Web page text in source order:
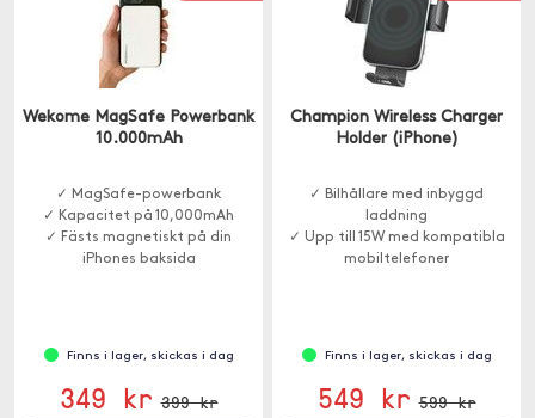
Wekome MagSafe Powerbank
10.000mAh
✓ MagSafe-powerbank
✓ Kapacitet på 10,000mAh
✓ Fästs magnetiskt på din
iPhones baksida
Finns i lager, skickas i dag
349 kr 399 kr
Champion Wireless Charger
Holder (iPhone)
✓ Bilhållare med inbyggd
laddning
✓ Upp till 15W med kompatibla
mobiltelefoner
Finns i lager, skickas i dag
549 kr 599 kr